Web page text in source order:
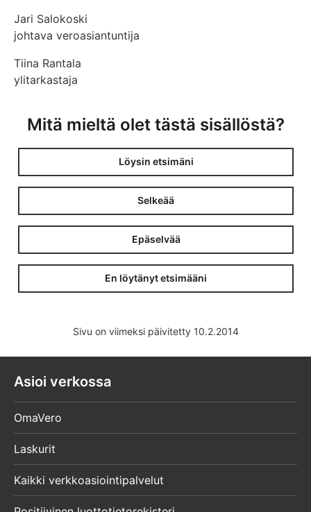
Jari Salokoski
johtava veroasiantuntija
Tiina Rantala
ylitarkastaja
Mitä mieltä olet tästä sisällöstä?
Löysin etsimäni
Selkeää
Epäselvää
En löytänyt etsimääni
Sivu on viimeksi päivitetty 10.2.2014
Asioi verkossa
OmaVero
Laskurit
Kaikki verkkoasiointipalvelut